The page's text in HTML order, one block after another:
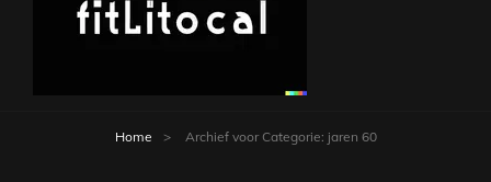
Home > Archief voor Categorie: jaren 60